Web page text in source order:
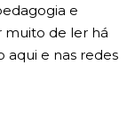
e
muito de ler há
aqui e nas redes